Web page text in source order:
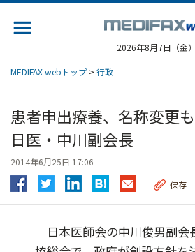
2026年8月7日（金）
MEDIFAX webトップ > 行政
患者申出療養、名称変
日医・中川副会長
2014年6月25日 17:06
保存
日本医師会の中川俊男副会